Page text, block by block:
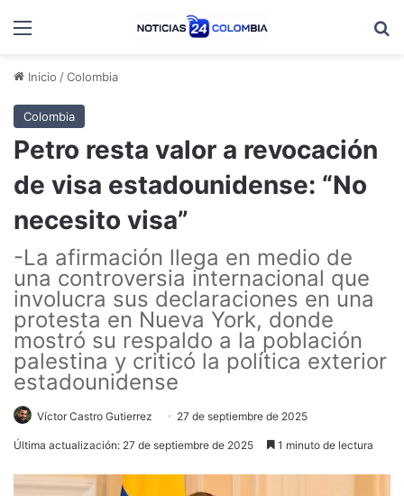
Menú
Inicio /Colombia
Colombia
Petro resta valor a revocación
de visa estadounidense: “No
necesito visa”
-La afirmación llega en medio de
una controversia internacional que
involucra sus declaraciones en una
protesta en Nueva York, donde
mostró su respaldo a la población
palestina y criticó la política exterior
estadounidense
Víctor Castro Gutierrez 27 de septiembre de 2025
Última actualización: 27 de septiembre de 2025 1 minuto de lectura